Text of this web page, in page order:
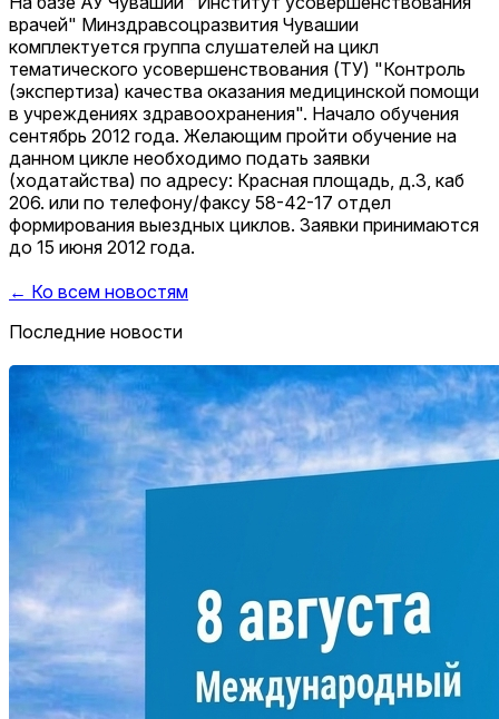
врачей" Минздравсоцразвития Чувашии
комплектуется группа слушателей на цикл
тематического усовершенствования (ТУ) "Контроль
(экспертиза) качества оказания медицинской помощи
в учреждениях здравоохранения". Начало обучения
сентябрь 2012 года. Желающим пройти обучение на
данном цикле необходимо подать заявки
(ходатайства) по адресу: Красная площадь, д.3, каб
206. или по телефону/факсу 58-42-17 отдел
формирования выездных циклов. Заявки принимаются
до 15 июня 2012 года.
← Ко всем новостям
Последние новости